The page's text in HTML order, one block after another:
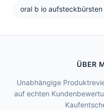
oral b io aufsteckbürsten
ÜBER
Unabhängige
auf echten